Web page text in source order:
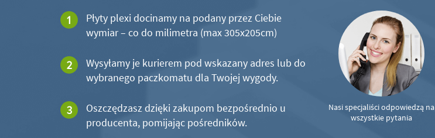
Płyty plexi docinamy na podany przez Ciebie
wymiar – co do milimetra (max 305x205cm)
Wysyłamy je kurierem pod wskazany adres lub do
wybranego paczkomatu dla Twojej wygody.
Oszczędzasz dzięki zakupom bezpośrednio u
producenta, pomijając pośredników.
Nasi specjaliści odpowiedzą na
wszystkie pytania